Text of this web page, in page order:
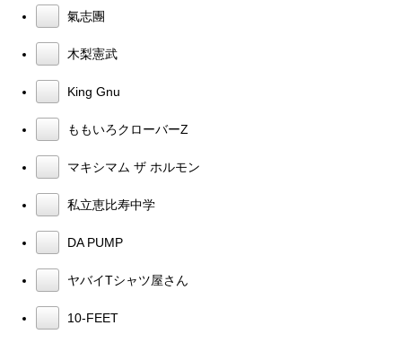
氣志團
木梨憲武
King Gnu
ももいろクローバーZ
マキシマム ザ ホルモン
私立恵比寿中学
DA PUMP
ヤバイTシャツ屋さん
10-FEET